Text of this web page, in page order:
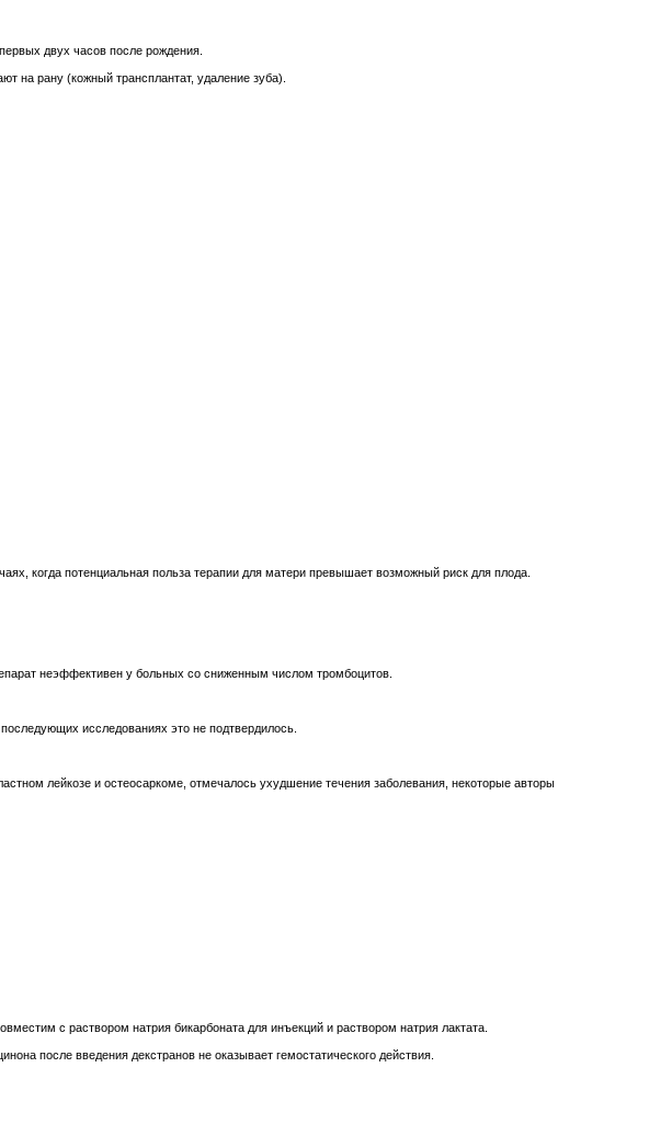
двух часов после рождения.
на рану (кожный трансплантат, удаление зуба).
когда потенциальная польза терапии для матери превышает возможный риск для плода.
неэффективен у больных со сниженным числом тромбоцитов.
исследованиях это не подтвердилось.
лейкозе и остеосаркоме, отмечалось ухудшение течения заболевания, некоторые авторы
с раствором натрия бикарбоната для инъекций и раствором натрия лактата.
после введения декстранов не оказывает гемостатического действия.